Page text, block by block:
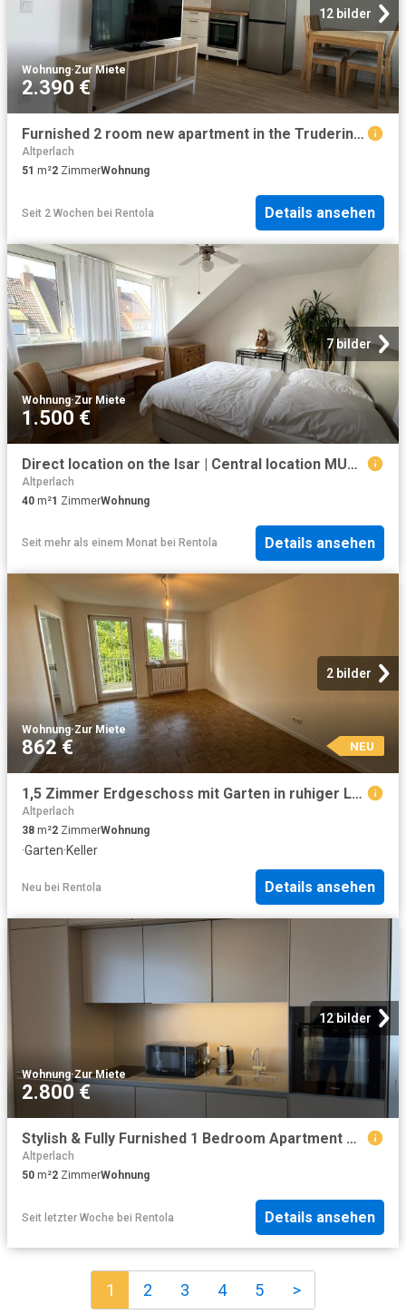
12 bilder
Wohnung·Zur Miete
2.390 €
Furnished 2 room new apartment in the Truderinger Forest
Altperlach
51 m²2 ZimmerWohnung
Seit 2 Wochen bei Rentola Details ansehen
7 bilder
Wohnung·Zur Miete
1.500 €
Direct location on the Isar | Central location MUC | 1 room
Altperlach
40 m²1 ZimmerWohnung
Seit mehr als einem Monat bei Rentola Details ansehen
2 bilder
Wohnung·Zur Miete
862 € NEU
1,5 Zimmer Erdgeschoss mit Garten in ruhiger Lage von Neuperlach Süd
Altperlach
38 m²2 ZimmerWohnung
·Garten·Keller
Neu bei Rentola Details ansehen
12 bilder
Wohnung·Zur Miete
2.800 €
Stylish & Fully Furnished 1 Bedroom Apartment with Balcony in Prime Munich Location
Altperlach
50 m²2 ZimmerWohnung
Seit letzter Woche bei Rentola Details ansehen
1 2 3 4 5 >